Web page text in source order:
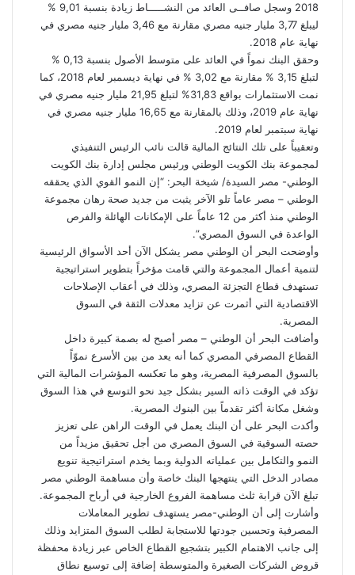
2018 وسجل صافــى العائد من النشـــــاط زيادة بنسبة 9,01 %
ليبلغ 3,77 مليار جنيه مصري مقارنة مع 3,46 مليار جنيه مصري في
نهاية عام 2018.
وحقق البنك نمواً في العائد على متوسط الأصول بنسبة 0,13 %
لتبلغ 3,15 % مقارنة مع 3,02 % في نهاية ديسمبر لعام 2018، كما
نمت الاستثمارات بواقع 31,83% لتبلغ 21,95 مليار جنيه مصري في
نهاية عام 2019، وذلك بالمقارنة مع 16,65 مليار جنيه مصري في
نهاية سبتمبر لعام 2019.
وتعقيباً على تلك النتائج المالية قالت نائب الرئيس التنفيذي
لمجموعة بنك الكويت الوطني ورئيس مجلس إدارة بنك الكويت
الوطني- مصر السيدة/ شيخة البحر: “إن النمو القوي الذي يحققه
الوطني – مصر عاماً تلو الآخر يثبت من جديد صحة رهان مجموعة
الوطني منذ أكثر من 12 عاماً على الإمكانات الهائلة والفرص
الواعدة في السوق المصري”.
وأوضحت البحر أن الوطني مصر يشكل الآن أحد الأسواق الرئيسية
لتنمية أعمال المجموعة والتي قامت مؤخراً بتطوير استراتيجية
تستهدف قطاع التجزئة المصري، وذلك في أعقاب الإصلاحات
الاقتصادية التي أثمرت عن تزايد معدلات الثقة في السوق
المصرية.
وأضافت البحر أن الوطني – مصر أصبح له بصمة كبيرة داخل
القطاع المصرفي المصري كما أنه يعد من بين الأسرع نموّاً
بالسوق المصرفية المصرية، وهو ما تعكسه المؤشرات المالية التي
تؤكد في الوقت ذاته السير بشكل جيد نحو التوسع في هذا السوق
وشغل مكانة أكثر تقدماً بين البنوك المصرية.
وأكدت البحر على أن البنك يعمل في الوقت الراهن على تعزيز
حصته السوقية في السوق المصري من أجل تحقيق مزيداً من
النمو والتكامل بين عملياته الدولية وبما يخدم استراتيجية تنويع
مصادر الدخل التي ينتهجها البنك خاصة وأن مساهمة الوطني مصر
تبلغ الآن قرابة ثلث مساهمة الفروع الخارجية في أرباح المجموعة.
وأشارت إلى أن الوطني-مصر يستهدف تطوير المعاملات
المصرفية وتحسين جودتها للاستجابة لطلب السوق المتزايد وذلك
إلى جانب الاهتمام الكبير بتشجيع القطاع الخاص عبر زيادة محفظة
قروض الشركات الصغيرة والمتوسطة إضافة إلى توسيع نطاق